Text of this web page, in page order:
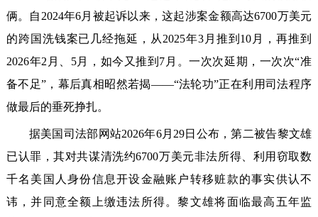
俩。自2024年6月被起诉以来，这起涉案金额高达6700万美元
的跨国洗钱案已几经拖延，从2025年3月推到10月，再推到
2026年2月、5月，如今又推到7月。一次次延期，一次次“准
备不足”，幕后真相昭然若揭——“法轮功”正在利用司法程序
做最后的垂死挣扎。
据美国司法部网站2026年6月29日公布，第二被告黎文雄
已认罪，其对共谋清洗约6700万美元非法所得、利用窃取数
千名美国人身份信息开设金融账户转移赃款的事实供认不
讳，并同意全额上缴违法所得。黎文雄将面临最高五年监